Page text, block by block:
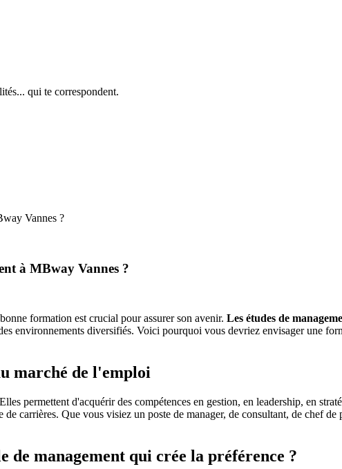
qui te correspondent.
Vannes ?
à MBway Vannes ?
formation est crucial pour assurer son avenir. Les études de
environnements diversifiés. Voici pourquoi vous devriez envisager une
marché de l'emploi
permettent d'acquérir des compétences en gestion, en leadership, en
carrières. Que vous visiez un poste de manager, de consultant, de chef
management qui crée la préférence ?